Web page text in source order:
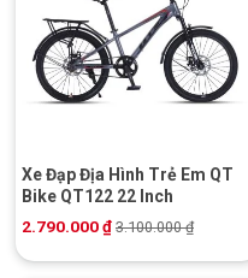
Xe Đạp Địa Hình Trẻ Em QT
Bike QT122 22 Inch
2.790.000₫ 3.100.000₫